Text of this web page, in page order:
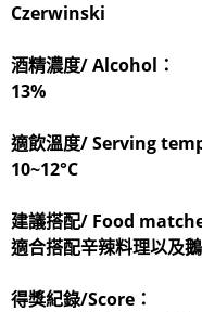
Czerwinski
酒精濃度/ Alcohol：
13%
適飲溫度/ Serving
10~12°C
建議搭配/ Food
適合搭配辛辣料理以及
得獎紀錄/Score：